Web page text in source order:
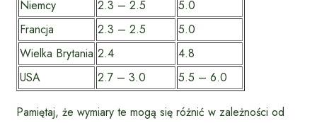
Niemcy
2.3 – 2.5
5.0
Francja
2.3 – 2.5
5.0
Wielka Brytania 2.4
4.8
USA
2.7 – 3.0 5.5 – 6.0
Pamiętaj, że wymiary te mogą się różnić w zależności od